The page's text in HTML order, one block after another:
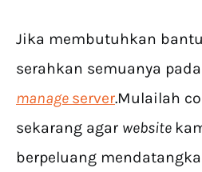
Jika membutuhkan
serahkan semuanya
manage server.Mulailah
sekarang agar website
berpeluang